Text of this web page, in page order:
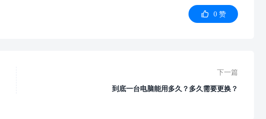
 0 赞
下一篇
到底一台电脑能用多久？多久需要更换？